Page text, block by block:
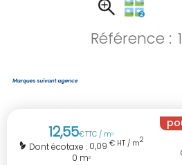
Référence :
12,55€TTC / m2
Dont écotaxe : 0,09 € HT / m2
0 m2